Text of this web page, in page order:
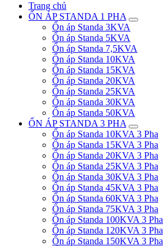
Trang chủ
ỔN ÁP STANDA 1 PHA
Ổn áp Standa 3KVA
Ổn áp Standa 5KVA
Ổn áp Standa 7,5KVA
Ổn áp Standa 10KVA
Ổn áp Standa 15KVA
Ổn áp Standa 20KVA
Ổn áp Standa 25KVA
Ổn áp Standa 30KVA
Ổn áp Standa 50KVA
ỔN ÁP STANDA 3 PHA
Ổn áp Standa 10KVA 3 Pha
Ổn áp Standa 15KVA 3 Pha
Ổn áp Standa 20KVA 3 Pha
Ổn áp Standa 25KVA 3 Pha
Ổn áp Standa 30KVA 3 Pha
Ổn áp Standa 45KVA 3 Pha
Ổn áp Standa 60KVA 3 Pha
Ổn áp Standa 75KVA 3 Pha
Ổn áp Standa 100KVA 3 Pha
Ổn áp Standa 120KVA 3 Pha
Ổn áp Standa 150KVA 3 Pha